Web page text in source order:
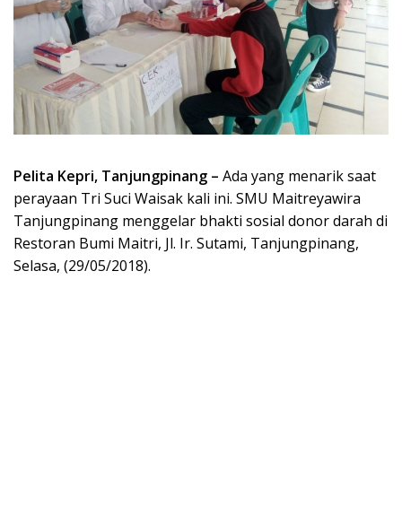
Pelita Kepri, Tanjungpinang – Ada yang menarik saat
perayaan Tri Suci Waisak kali ini. SMU Maitreyawira
Tanjungpinang menggelar bhakti sosial donor darah di
Restoran Bumi Maitri, Jl. Ir. Sutami, Tanjungpinang,
Selasa, (29/05/2018).